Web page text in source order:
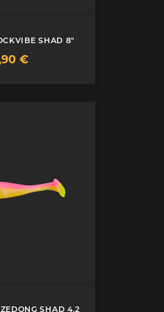
SHAD 8"
€
SHAD 4.2